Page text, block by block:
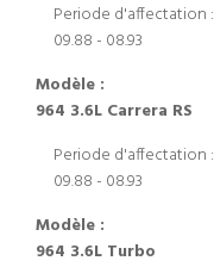
Periode d'affectation :
09.88 - 08.93
Modèle :
964 3.6L Carrera RS
Periode d'affectation :
09.88 - 08.93
Modèle :
964 3.6L Turbo